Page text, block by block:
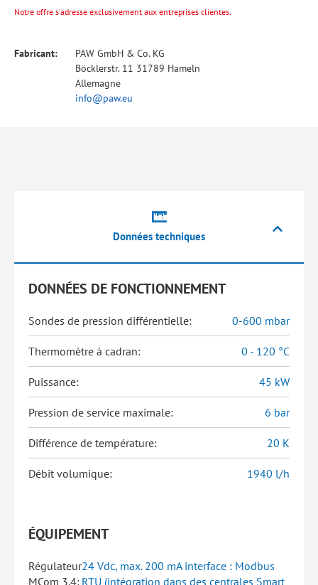
Notre offre s'adresse exclusivement aux entreprises clientes.
Fabricant:
PAW GmbH & Co. KG
Böcklerstr. 11 31789 Hameln
Allemagne
info@paw.eu
Données techniques
DONNÉES DE FONCTIONNEMENT
Sondes de pression différentielle: 0-600 mbar
Thermomètre à cadran: 0 - 120 °C
Puissance: 45 kW
Pression de service maximale: 6 bar
Différence de température: 20 K
Débit volumique: 1940 l/h
ÉQUIPEMENT
Régulateur
MCom 3.4:
24 Vdc, max. 200 mA interface : Modbus
RTU (intégration dans des centrales Smart